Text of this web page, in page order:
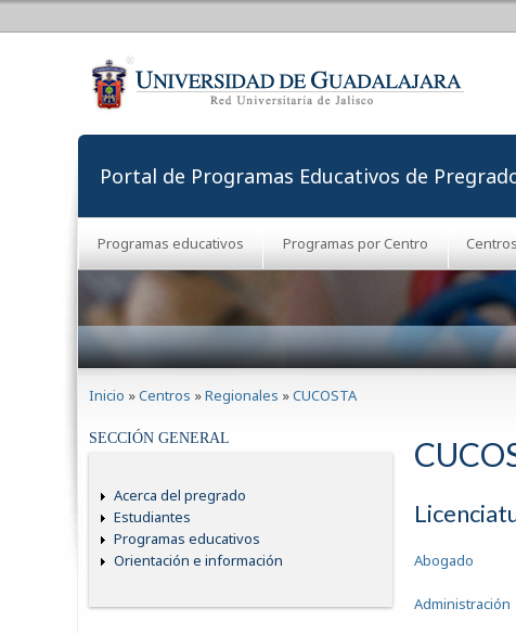
Portal de Programas Educativos de
Programas educativos Programas por Centro
Inicio »Centros »Regionales »CUCOSTA
SECCIÓN GENERAL
Acerca del pregrado
Estudiantes
Programas educativos
Orientación e información
Abogado
Administración